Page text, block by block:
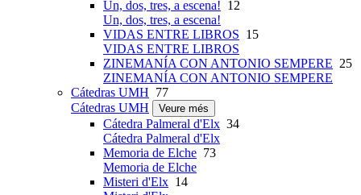
Un, dos, tres, a escena! 12
Un, dos, tres, a escena!
VIDAS ENTRE LIBROS 15
VIDAS ENTRE LIBROS
ZINEMANÍA CON ANTONIO SEMPERE 25
ZINEMANÍA CON ANTONIO SEMPERE
Cátedras UMH 77
Cátedras UMH
Veure més
Cátedra Palmeral d'Elx 34
Cátedra Palmeral d'Elx
Memoria de Elche 73
Memoria de Elche
Misteri d'Elx 14